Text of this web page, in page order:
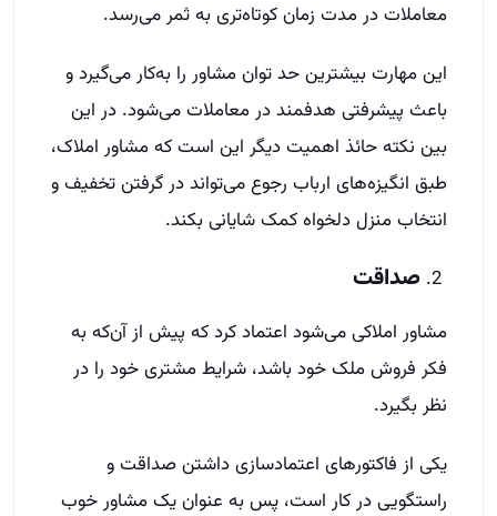
معاملات در مدت زمان کوتاه‌تری به ثمر می‌رسد.
این مهارت بیشترین حد توان مشاور را به‌کار می‌گیرد و
باعث پیشرفتی هدفمند در معاملات می‌شود. در این
بین نکته حائذ اهمیت دیگر این است که مشاور املاک،
طبق انگیزه‌های ارباب رجوع می‌تواند در گرفتن تخفیف و
انتخاب منزل دلخواه کمک شایانی بکند.
صداقت
مشاور املاکی می‌شود اعتماد کرد که پیش از آن‌که به
فکر فروش ملک خود باشد، شرایط مشتری خود را در
نظر بگیرد.
یکی از فاکتورهای اعتمادسازی داشتن صداقت و
راستگویی در کار است، پس به عنوان یک مشاور خوب